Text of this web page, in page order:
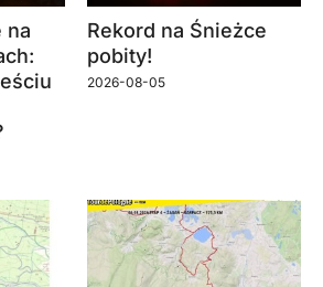
na
Rekord na Śnieżce
pobity!
2026-08-05